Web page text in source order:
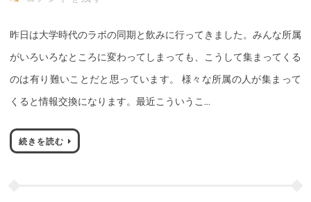
昨日は大学時代のラボの同期と飲みに行ってきました。みんな所属
がいろいろなところに変わってしまっても、こうして集まってくる
のは有り難いことだと思っています。 様々な所属の人が集まって
くると情報交換になります。最近こういうこ…
続きを読む